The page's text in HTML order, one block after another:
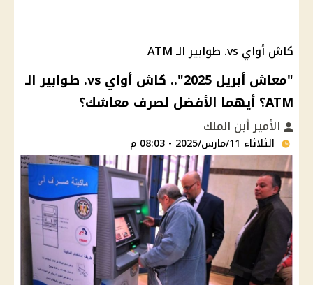
كاش أواي vs. طوابير الـ ATM
"معاش أبريل 2025".. كاش أواي vs. طوابير الـ
ATM؟ أيهما الأفضل لصرف معاشك؟
الأمير أبن الملك
الثلاثاء 11/مارس/2025 - 08:03 م